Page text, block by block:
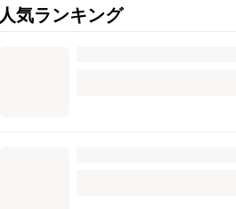
人気ランキング